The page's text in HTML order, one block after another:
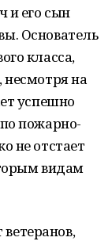
и его сын
Основатель
класса,
несмотря на
успешно
пожарно-
не отстает
видам